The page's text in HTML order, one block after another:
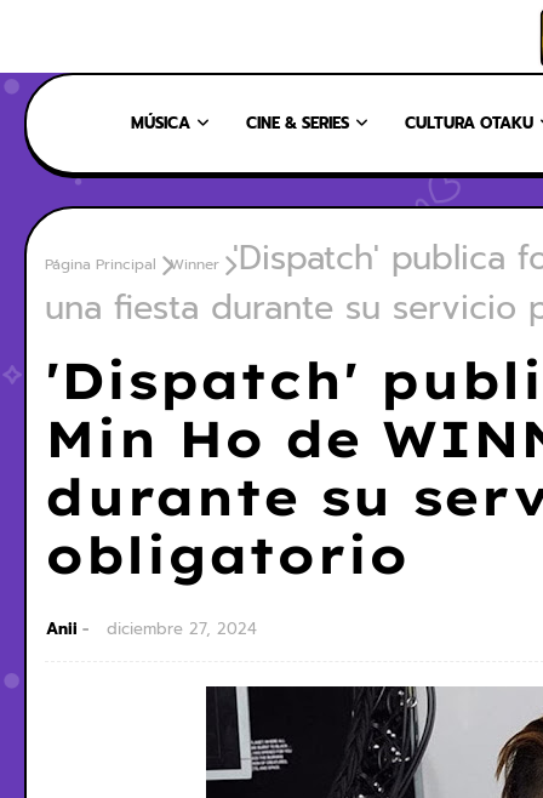
MÚSICA CINE & SERIES CULTURA OTAKU
Página Principal Winner
'Dispatch' publica
una fiesta durante su servicio
'Dispatch'
Min Ho de
durante su
obligatorio
Anii diciembre 27, 2024